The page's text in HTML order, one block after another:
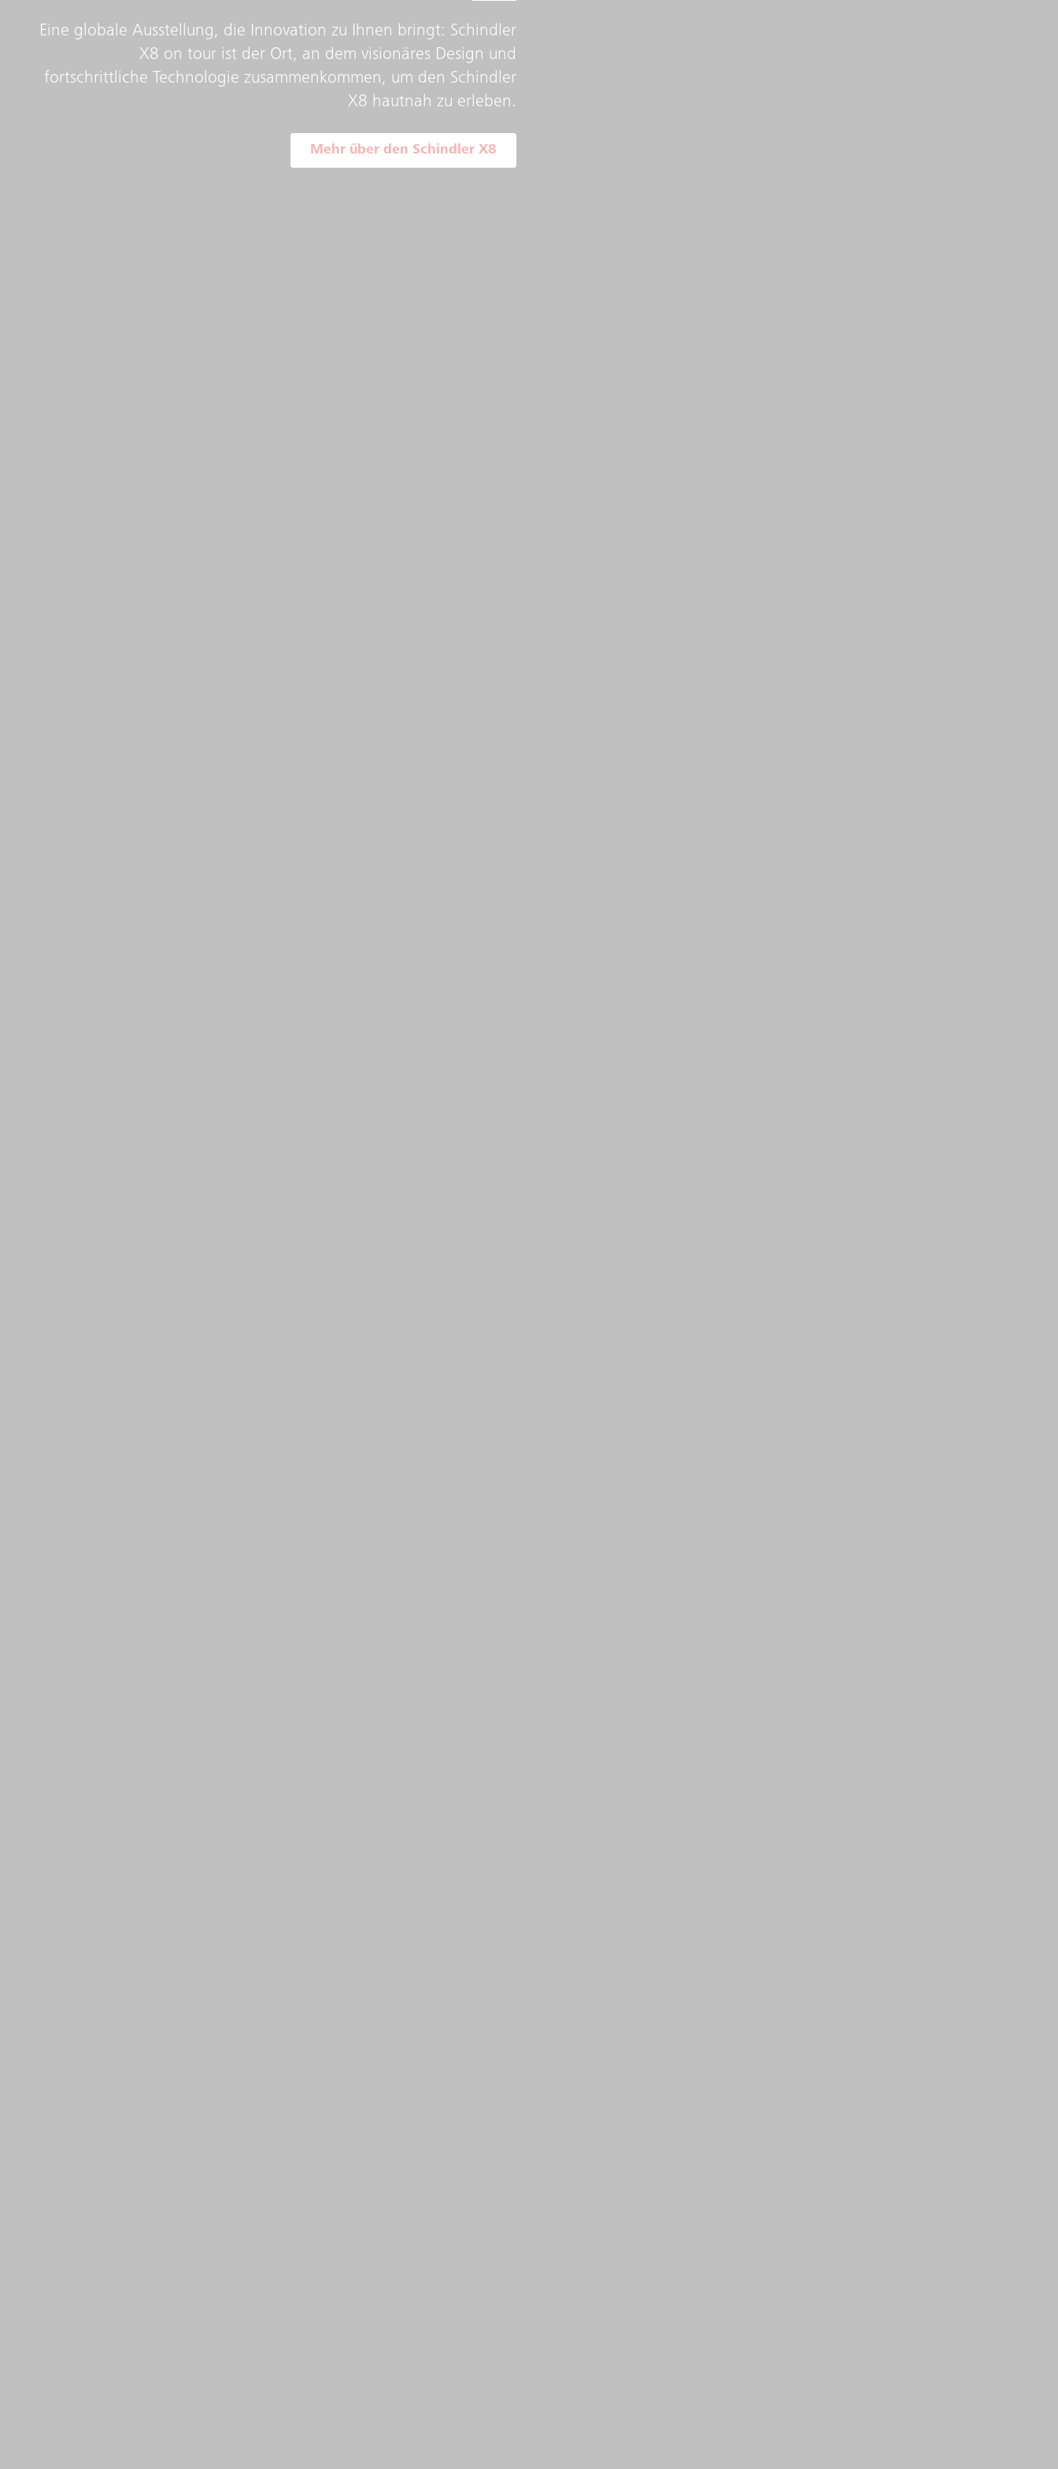
Eine globale Ausstellung, die Innovation zu Ihnen bringt: Schindler
X8 on tour ist der Ort, an dem visionäres Design und
fortschrittliche Technologie zusammenkommen, um den Schindler
X8 hautnah zu erleben.
Mehr über den Schindler X8